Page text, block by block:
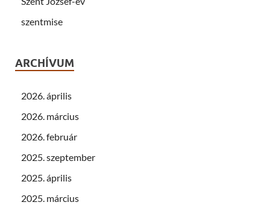
szentmise
ARCHÍVUM
2026. április
2026. március
2026. február
2025. szeptember
2025. április
2025. március